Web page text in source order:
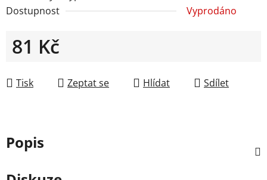
Dostupnost
Vyprodáno
81 Kč
Tisk
Zeptat se Hlídat Sdílet
Popis